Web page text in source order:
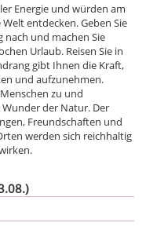
Energie und würden am
entdecken. Geben Sie
nach und machen Sie
Urlaub. Reisen Sie in
gibt Ihnen die Kraft,
und aufzunehmen.
zu und
Wunder der Natur. Der
Freundschaften und
werden sich reichhaltig